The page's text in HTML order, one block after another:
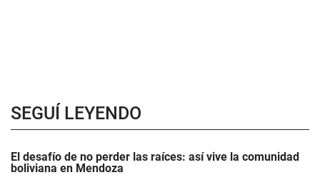
SEGUÍ LEYENDO
El desafío de no perder las raíces: así vive la comunidad
boliviana en Mendoza